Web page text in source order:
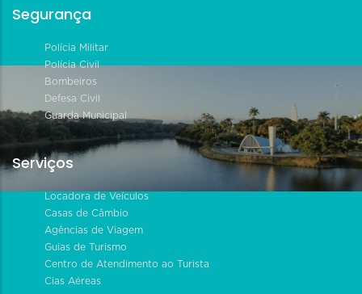
Segurança
Polícia Militar
Polícia Civil
Bombeiros
Defesa Civil
Guarda Municipal
Serviços
Locadora de Veículos
Casas de Câmbio
Agências de Viagem
Guias de Turismo
Centro de Atendimento ao Turista
Cias Aéreas